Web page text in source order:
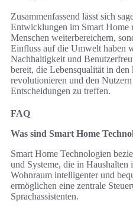
Zusammenfassend lässt sich
Entwicklungen im Smart Home
Menschen weiterbereichern,
Einfluss auf die Umwelt haben
Nachhaltigkeit und
bereit, die Lebensqualität in den
revolutionieren und den
Entscheidungen zu treffen.
FAQ
Was sind Smart Home
Smart Home Technologien
und Systeme, die in Haushalten
Wohnraum intelligenter und
ermöglichen eine zentrale
Sprachassistenten.